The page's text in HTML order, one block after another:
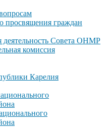
просвящения граждан
деятельность Совета ОНМР
комиссия
Карелия